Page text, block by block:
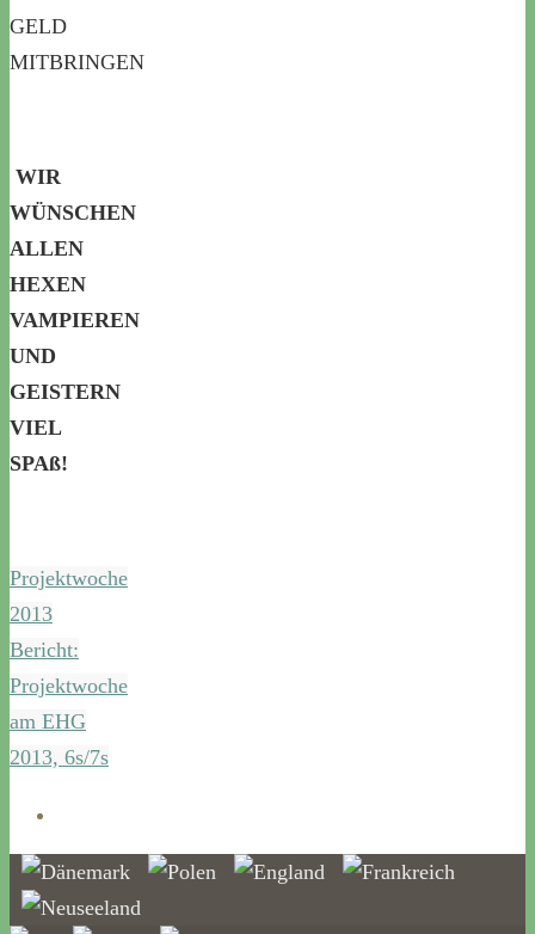
GELD
MITBRINGEN
WIR
WÜNSCHEN
ALLEN
HEXEN
VAMPIEREN
UND
GEISTERN
VIEL
SPAß!
Projektwoche
2013
Bericht:
Projektwoche
am EHG
2013, 6s/7s